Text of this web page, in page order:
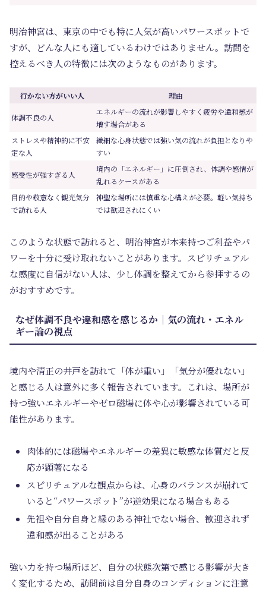
明治神宮は、東京の中でも特に人気が高いパワースポットで
すが、どんな人にも適しているわけではありません。訪問を
控えるべき人の特徴には次のようなものがあります。
行かない方がいい人 理由
体調不良の人
エネルギーの流れが影響しやすく疲労や違和感が
増す場合がある
ストレスや精神的に不安
定な人
繊細な心身状態では強い気の流れが負担となりや
すい
感受性が強すぎる人
境内の「エネルギー」に圧倒され、体調や感情が
乱れるケースがある
目的や敬意なく観光気分
で訪れる人
神聖な場所には慎重な心構えが必要。軽い気持ち
では歓迎されにくい
このような状態で訪れると、明治神宮が本来持つご利益やパ
ワーを十分に受け取れないことがあります。スピリチュアル
な感度に自信がない人は、少し体調を整えてから参拝するの
がおすすめです。
なぜ体調不良や違和感を感じるか｜気の流れ・エネル
ギー論の視点
境内や清正の井戸を訪れて「体が重い」「気分が優れない」
と感じる人は意外に多く報告されています。これは、場所が
持つ強いエネルギーやゼロ磁場に体や心が影響されている可
能性があります。
肉体的には磁場やエネルギーの差異に敏感な体質だと反
応が顕著になる
スピリチュアルな観点からは、心身のバランスが崩れて
いると“パワースポット”が逆効果になる場合もある
先祖や自分自身と縁のある神社でない場合、歓迎されず
違和感が出ることがある
強い力を持つ場所ほど、自分の状態次第で感じる影響が大き
く変化するため、訪問前は自分自身のコンディションに注意